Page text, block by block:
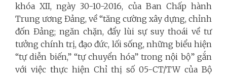
khóa XII, ngày 30-10-2016, của Ban Chấp hành
Trung ương Đảng, về “tăng cường xây dựng, chỉnh
đốn Đảng; ngăn chặn, đẩy lùi sự suy thoái về tư
tưởng chính trị, đạo đức, lối sống, những biểu hiện
“tự diễn biến,” “tự chuyển hóa” trong nội bộ” gắn
với việc thực hiện Chỉ thị số 05-CT/TW của Bộ